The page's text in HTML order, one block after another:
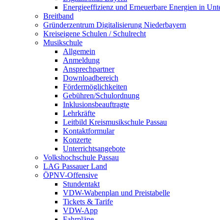
Energieeffizienz und Erneuerbare Energien in
Breitband
Gründerzentrum Digitalisierung Niederbayern
Kreiseigene Schulen / Schulrecht
Musikschule
Allgemein
Anmeldung
Ansprechpartner
Downloadbereich
Fördermöglichkeiten
Gebühren/Schulordnung
Inklusionsbeauftragte
Lehrkräfte
Leitbild Kreismusikschule Passau
Kontaktformular
Konzerte
Unterrichtsangebote
Volkshochschule Passau
LAG Passauer Land
ÖPNV-Offensive
Stundentakt
VDW-Wabenplan und Preistabelle
Tickets & Tarife
VDW-App